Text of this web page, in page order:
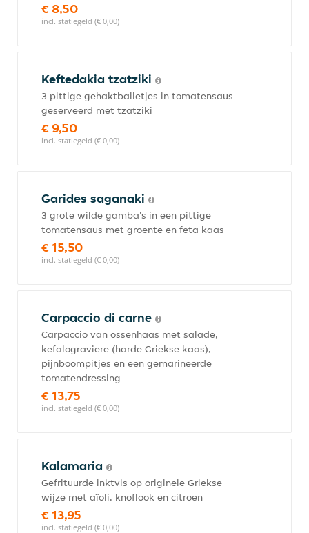
€ 8,50
incl. statiegeld (€ 0,00)
Keftedakia tzatziki
3 pittige gehaktballetjes in tomatensaus
geserveerd met tzatziki
€ 9,50
incl. statiegeld (€ 0,00)
Garides saganaki
3 grote wilde gamba's in een pittige
tomatensaus met groente en feta kaas
€ 15,50
incl. statiegeld (€ 0,00)
Carpaccio di carne
Carpaccio van ossenhaas met salade,
kefalograviere (harde Griekse kaas),
pijnboompitjes en een gemarineerde
tomatendressing
€ 13,75
incl. statiegeld (€ 0,00)
Kalamaria
Gefrituurde inktvis op originele Griekse
wijze met aïoli, knoflook en citroen
€ 13,95
incl. statiegeld (€ 0,00)